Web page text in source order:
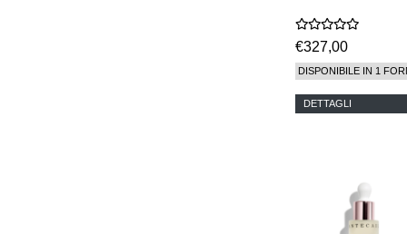
€327,00
DISPONIBILE IN 1
DETTAGLI